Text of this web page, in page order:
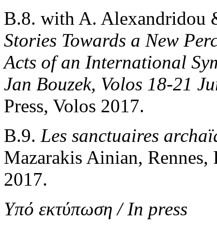
B.8. with A. Alexandridou
Stories Towards a New
Acts of an International
Jan Bouzek, Volos 18-21
Press, Volos 2017.
B.9. Les sanctuaires
Mazarakis Ainian, Rennes,
2017.
Υπό εκτύπωση / In press